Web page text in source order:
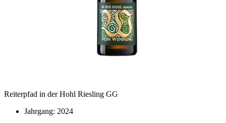
Reiterpfad in der Hohl Riesling GG
Jahrgang: 2024